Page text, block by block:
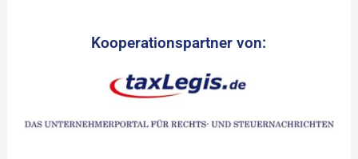
Kooperationspartner von: